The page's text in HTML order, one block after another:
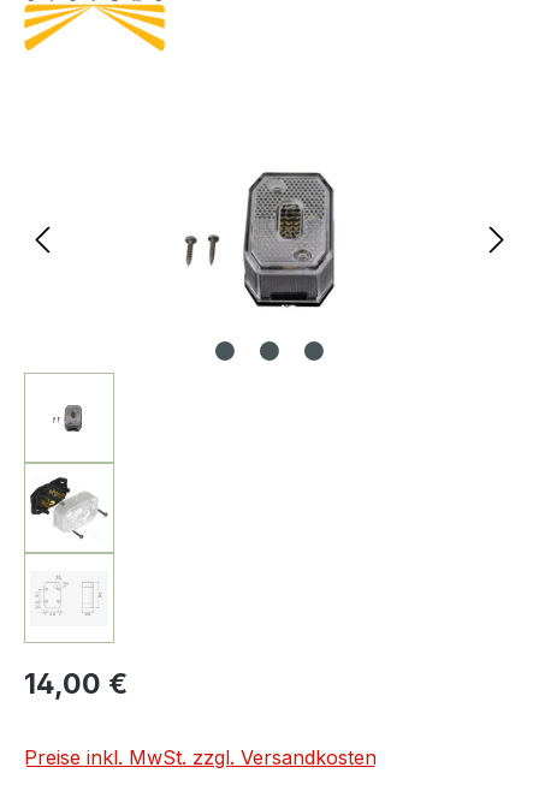
14,00 €
Preise inkl. MwSt. zzgl. Versandkosten